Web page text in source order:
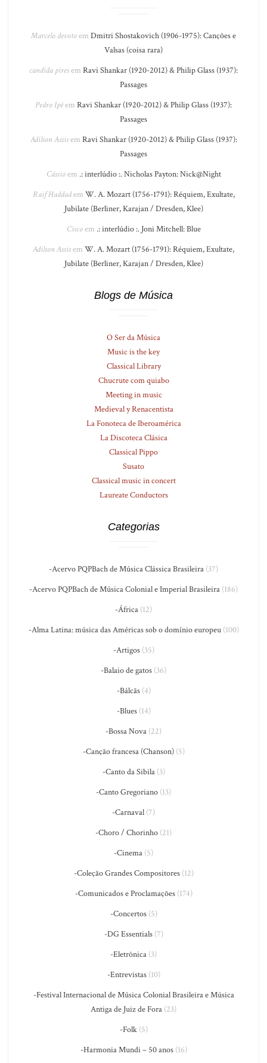
Marcelo devotoem Dmitri Shostakovich (1906-1975): Canções e
Valsas (coisa rara)
candida piresem Ravi Shankar (1920-2012) & Philip Glass (1937):
Passages
Pedro Ipêem Ravi Shankar (1920-2012) & Philip Glass (1937):
Passages
Adilson Assisem Ravi Shankar (1920-2012) & Philip Glass (1937):
Passages
Cássioem .: interlúdio :. Nicholas Payton: Nick@Night
Raif Haddadem W. A. Mozart (1756-1791): Réquiem, Exultate,
Jubilate (Berliner, Karajan / Dresden, Klee)
Ciscoem .: interlúdio :. Joni Mitchell: Blue
Adilson Assisem W. A. Mozart (1756-1791): Réquiem, Exultate,
Jubilate (Berliner, Karajan / Dresden, Klee)
Blogs de Música
O Ser da Música
Music is the key
Classical Library
Chucrute com quiabo
Meeting in music
Medieval y Renacentista
La Fonoteca de Iberoamérica
La Discoteca Clásica
Classical Pippo
Susato
Classical music in concert
Laureate Conductors
Categorias
-Acervo PQPBach de Música Clássica Brasileira (37)
-Acervo PQPBach de Música Colonial e Imperial Brasileira (186)
-África (12)
-Alma Latina: música das Américas sob o domínio europeu(100)
-Artigos(35)
-Balaio de gatos (36)
-Bálcãs(4)
-Blues(14)
-Bossa Nova (22)
-Canção francesa (Chanson)(5)
-Canto da Sibila(3)
-Canto Gregoriano (13)
-Carnaval (7)
-Choro / Chorinho (21)
-Cinema (5)
-Coleção Grandes Compositores(12)
-Comunicados e Proclamações(174)
-Concertos(5)
-DG Essentials(7)
-Eletrônica (3)
-Entrevistas(10)
-Festival Internacional de Música Colonial Brasileira e Música
Antiga de Juiz de Fora (23)
-Folk(5)
-Harmonia Mundi – 50 anos(16)